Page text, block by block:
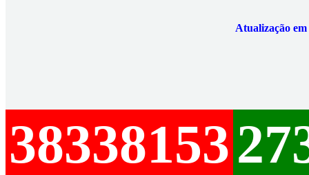
Atualização
38338153